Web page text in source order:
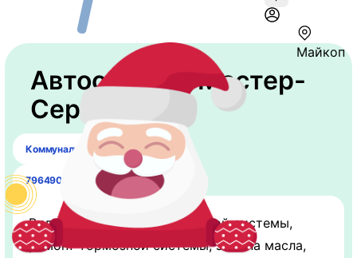
Майкоп
Автосервис "Мастер-
Сервис"
Коммунальный пер., 1
79649039333
Виды работ: ремонт выхлопной системы,
ремонт тормозной системы, замена масла,